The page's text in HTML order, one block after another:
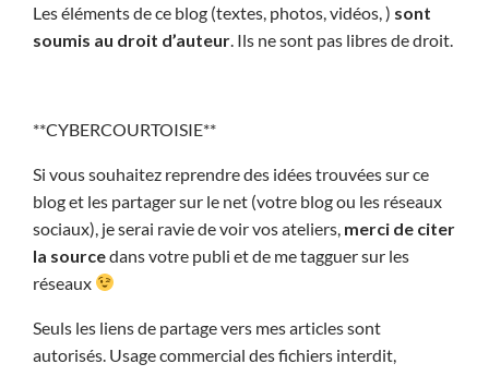
Les éléments de ce blog (textes, photos, vidéos, ) sont
soumis au droit d’auteur . Ils ne sont pas libres de droit.
**CYBERCOURTOISIE**
Si vous souhaitez reprendre des idées trouvées sur ce
blog et les partager sur le net (votre blog ou les réseaux
sociaux), je serai ravie de voir vos ateliers, merci de citer
la sourcedans votre publi et de me tagguer sur les
réseaux
Seuls les liens de partage vers mes articles sont
autorisés. Usage commercial des fichiers interdit,